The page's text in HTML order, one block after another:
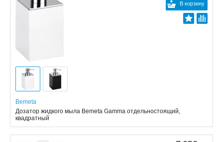
В корзину
Bemeta
Дозатор жидкого мыла Bemeta Gamma отдельностоящий,
квадратный